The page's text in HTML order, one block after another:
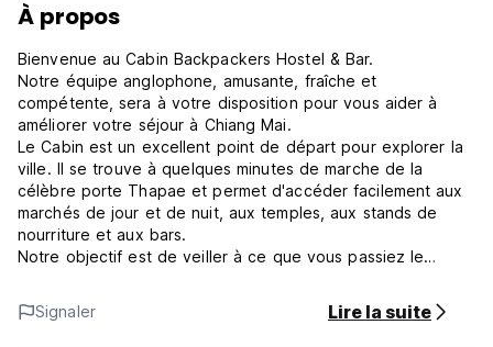
À propos
Bienvenue au Cabin Backpackers Hostel & Bar.
Notre équipe anglophone, amusante, fraîche et
compétente, sera à votre disposition pour vous aider à
améliorer votre séjour à Chiang Mai.
Le Cabin est un excellent point de départ pour explorer la
ville. Il se trouve à quelques minutes de marche de la
célèbre porte Thapae et permet d'accéder facilement aux
marchés de jour et de nuit, aux temples, aux stands de
nourriture et aux bars.
Notre objectif est de veiller à ce que vous passiez le
conseils impartiaux sur les excursions qui pourraient vous
intéresser.
Signaler Lire la suite